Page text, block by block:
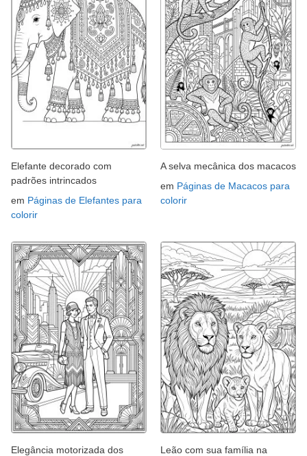
Elefante decorado com
padrões intrincados
em Páginas de Elefantes para
colorir
A selva mecânica dos macacos
em Páginas de Macacos para
colorir
Elegância motorizada dos
Leão com sua família na